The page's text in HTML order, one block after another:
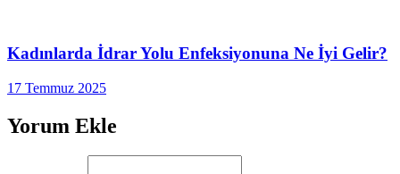
Kadınlarda İdrar Yolu Enfeksiyonuna Ne İyi Gelir?
17 Temmuz 2025
Yorum Ekle